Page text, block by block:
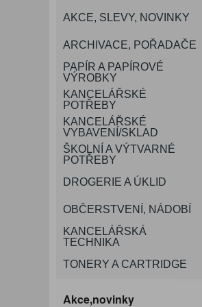
VÁNOCE
DÁRKOVÉ
SMART
ROZDRUŽOVAČE
VIZITKY A
OBÁLKY
TISKOPISY
KONFERENČNÍ
NŮŽKY A NOŽE
TAŠKY, KUFRY,
A OBALY
KANCELÁŘSKÝ
NÁBYTEK
OCHRANNÉ
POMŮCKY
TABULE,
KRESLENÍ A
DEZINFEKCE-
PROSTŘEDKY
KONVICE A
SLADKÉ
LAMINACE
ŠTÍTKOVAČE
AKCE, SLEVY, NOVINKY
ARCHIVACE, POŘADAČE
PAPÍR A PAPÍROVÉ
VÝROBKY
KANCELÁŘSKÉ
POTŘEBY
KANCELÁŘSKÉ
VYBAVENÍ/SKLAD
ŠKOLNÍ A VÝTVARNÉ
POTŘEBY
DROGERIE A ÚKLID
OBČERSTVENÍ, NÁDOBÍ
KANCELÁŘSKÁ
TECHNIKA
TONERY A CARTRIDGE
Akce,novinky